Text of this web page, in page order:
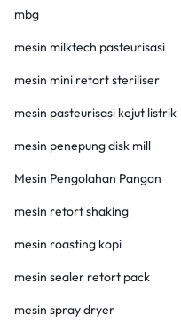
mbg
mesin milktech pasteurisasi
mesin mini retort steriliser
mesin pasteurisasi kejut listrik
mesin penepung disk mill
Mesin Pengolahan Pangan
mesin retort shaking
mesin roasting kopi
mesin sealer retort pack
mesin spray dryer